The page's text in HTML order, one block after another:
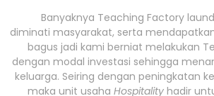
Banyaknya Teaching Factory
diminati masyarakat, serta
bagus jadi kami berniat melakukan
dengan modal investasi sehingga
keluarga. Seiring dengan peningkatan
maka unit usaha Hospitality hadir